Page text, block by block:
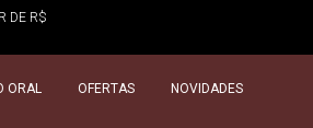
DE R$
ORAL OFERTAS NOVIDADES